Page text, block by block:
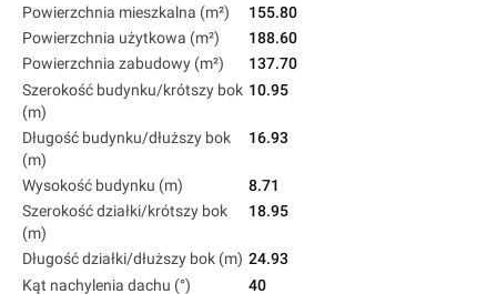
Powierzchnia mieszkalna (m²)
155.80
Powierzchnia użytkowa (m²)
188.60
Powierzchnia zabudowy (m²)
137.70
Szerokość budynku/krótszy bok
(m)
10.95
Długość budynku/dłuższy bok
(m)
16.93
Wysokość budynku (m)
8.71
Szerokość działki/krótszy bok
(m)
18.95
Długość działki/dłuższy bok (m) 24.93
Kąt nachylenia dachu (°)
40